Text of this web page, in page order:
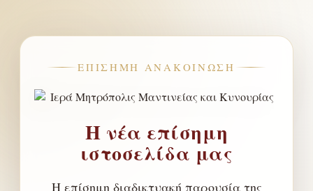
ΕΠΊΣΗΜΗ ΑΝΑΚΟΊΝΩΣΗ
Η νέα επίσημη
ιστοσελίδα μας
Η επίσημη διαδικτυακή παρουσία της